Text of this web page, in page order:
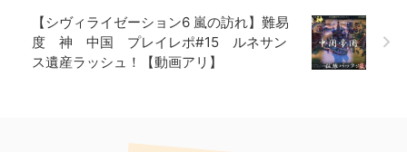
【シヴィライゼーション6 嵐の訪れ】難易
度 神 中国 プレイレポ#15 ルネサン
ス遺産ラッシュ！【動画アリ】